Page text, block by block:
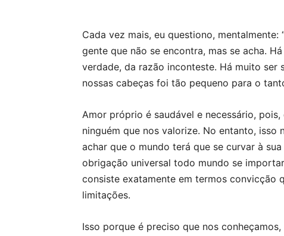
Cada vez mais, eu questiono, mentalmente:
gente que não se encontra, mas se acha.
verdade, da razão inconteste. Há muito
nossas cabeças foi tão pequeno para o
Amor próprio é saudável e necessário,
ninguém que nos valorize. No entanto, isso
achar que o mundo terá que se curvar à
obrigação universal todo mundo se
consiste exatamente em termos convicção
limitações.
Isso porque é preciso que nos